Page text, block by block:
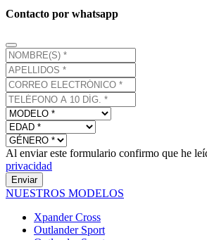
Contacto por whatsapp
Al enviar este formulario confirmo que he
privacidad
Enviar
NUESTROS MODELOS
Xpander Cross
Outlander Sport